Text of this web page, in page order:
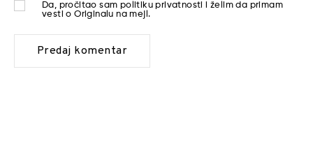
Da, pročitao sam politiku privatnosti
i želim da primam
vesti o Originalu na mejl.